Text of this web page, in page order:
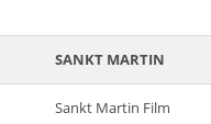
SANKT MARTIN
Sankt Martin Film